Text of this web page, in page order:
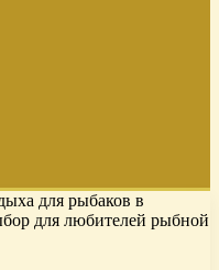
для рыбаков в
для любителей рыбной